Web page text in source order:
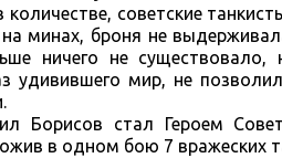
советские
минах, броня не
ничего не существовало,
удивившего мир, не
Борисов стал Героем
в одном бою 7 вражеских